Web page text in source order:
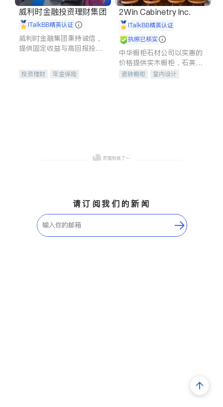
威利时金融投资理财集团
iTalkBB精英认证
威利时金融集团秉持诚信，
提供固定收益与高回报投资
合，助力客户实现目标
投资理财
年金保险
2Win Cabinetry Inc.
iTalkBB精英认证
执照已核实
中华橱柜石材公司以实惠的
价格提供实木橱柜，石英石
台面，多种优质不锈钢水
瓷砖橱柜
室内设计
请订阅我们的新闻